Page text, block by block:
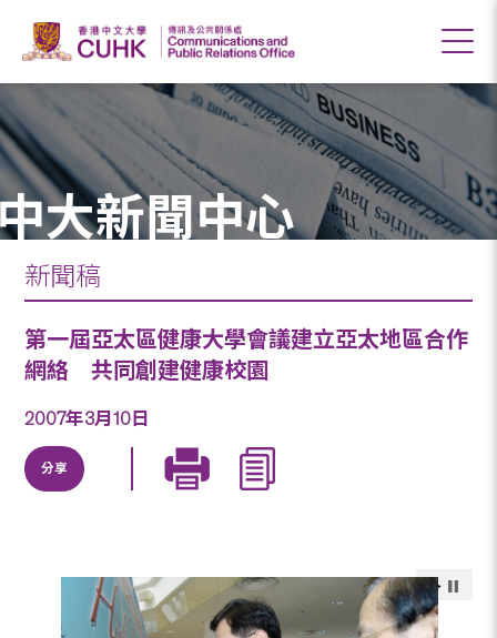
大新聞中心
新聞稿
第一屆亞太區健康大學會議建立亞太地區合作
網絡 共同創建健康校園
2007年3月10日
分享